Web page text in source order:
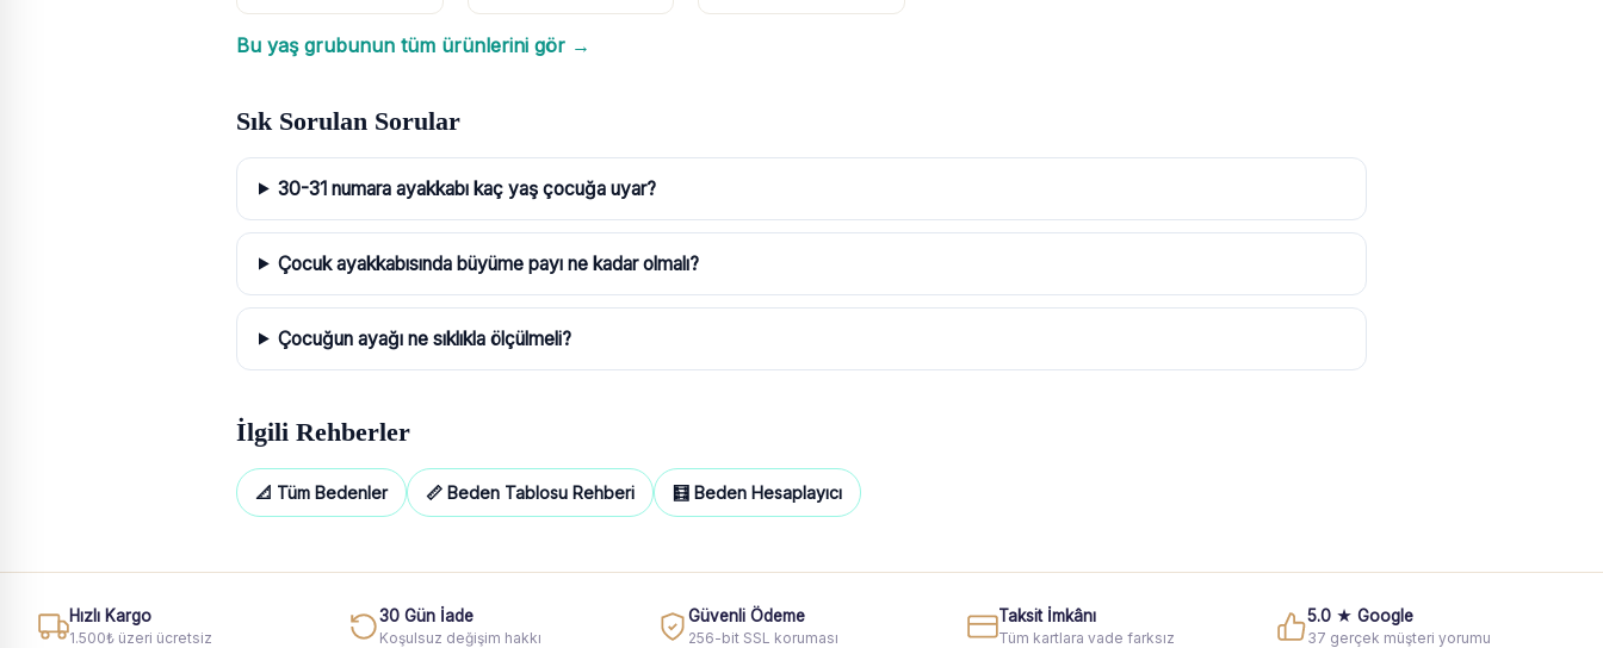
Bu yaş grubunun tüm ürünlerini gör →
Sık Sorulan Sorular
30-31 numara ayakkabı kaç yaş çocuğa uyar?
Çocuk ayakkabısında büyüme payı ne kadar olmalı?
Çocuğun ayağı ne sıklıkla ölçülmeli?
İlgili Rehberler
📐 Tüm Bedenler 📏 Beden Tablosu Rehberi 🧮 Beden Hesaplayıcı
Hızlı Kargo
1.500₺ üzeri ücretsiz
30 Gün İade
Koşulsuz değişim hakkı
Güvenli Ödeme
256-bit SSL koruması
Taksit İmkânı
Tüm kartlara vade farksız
5.0 ★ Google
37 gerçek müşteri yorumu